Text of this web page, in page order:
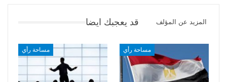
قد يعجبك ايضا المزيد عن المؤلف
مساحة رأي مساحة رأي